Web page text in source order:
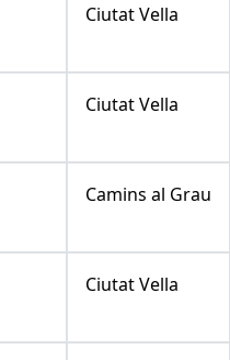
Ciutat Vella
Ciutat Vella
Camins al Grau
Ciutat Vella